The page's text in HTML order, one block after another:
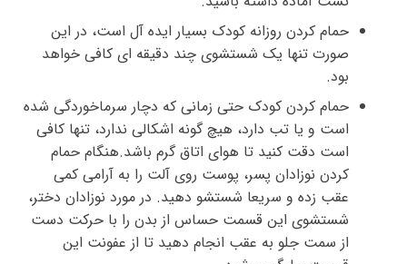
حمام کردن روزانه کودک بسیار ایده آل است، در این
صورت تنها یک شستشوی چند دقیقه ای کافی خواهد
بود.
حمام کردن کودک حتی زمانی که دچار سرماخوردگی شده
است و یا تب دارد، هیچ گونه اشکالی ندارد، تنها کافی
است دقت کنید تا هوای اتاق گرم باشد.هنگام حمام
کردن نوزادان پسر، پوست روی آلت را به آرامی کمی
عقب زده و سریعا شستشو دهید. در مورد نوزادان دختر،
شستشوی این قسمت حساس از بدن را با حرکت دست
از سمت جلو به عقب انجام دهید تا از عفونت این